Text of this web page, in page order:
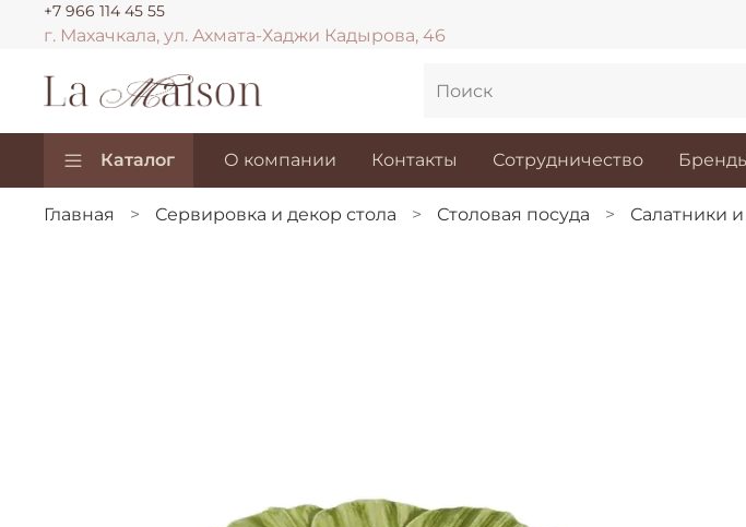
г. Махачкала, ул. Ахмата-Хаджи Кадырова, 46
+7 966 114 45 55
Каталог О компании Контакты Сотрудничество
Главная Сервировка и декор стола Столовая посуда Салатники